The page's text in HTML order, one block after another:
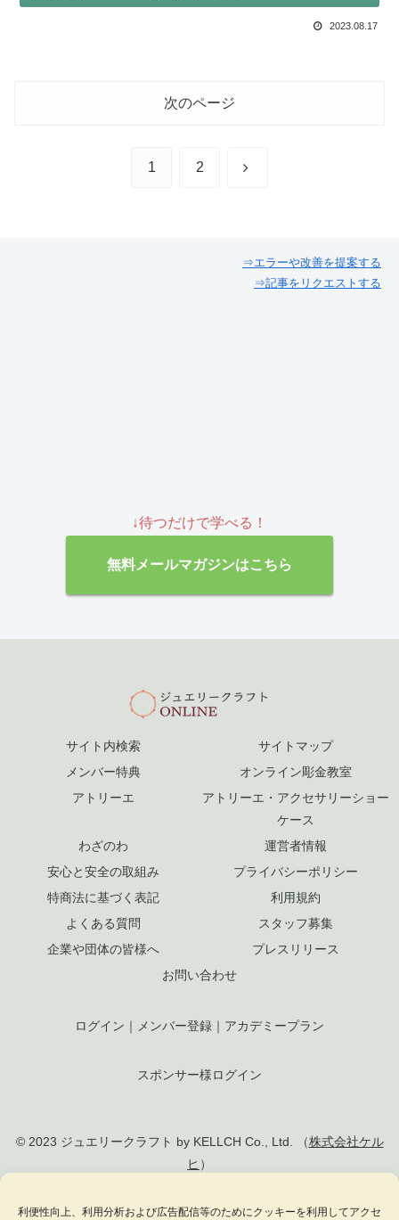
利便性向上、利用分析および広告配信等のためにクッキーを利用してアクセ
2023.08.17
次のページ
1 2 次
⇒エラーや改善を提案する
⇒記事をリクエストする
↓待つだけで学べる！
無料メールマガジンはこちら
サイト内検索
サイトマップ
メンバー特典
オンライン彫金教室
アトリーエ
アトリーエ・アクセサリーショー
ケース
わざのわ
運営者情報
安心と安全の取組み
プライバシーポリシー
特商法に基づく表記
利用規約
よくある質問
スタッフ募集
企業や団体の皆様へ
プレスリリース
お問い合わせ
ログイン ｜ メンバー登録 ｜ アカデミープラン
スポンサー様ログイン
© 2023 ジュエリークラフト by KELLCH Co., Ltd. （株式会社ケル
ヒ ）
私達は、地方創生SDGs官民連携プラットフォームに加盟しています